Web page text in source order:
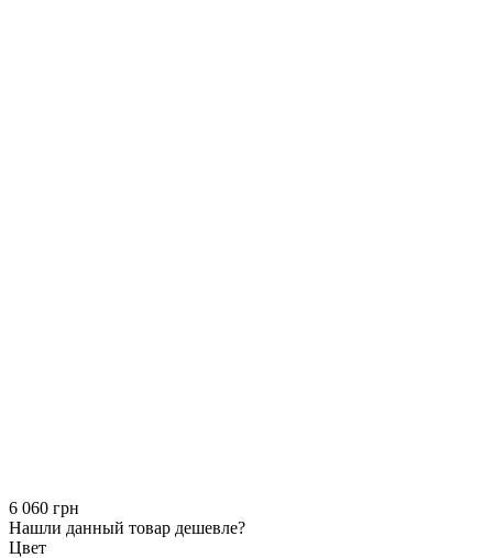
6 060 грн
Нашли данный товар дешевле?
Цвет